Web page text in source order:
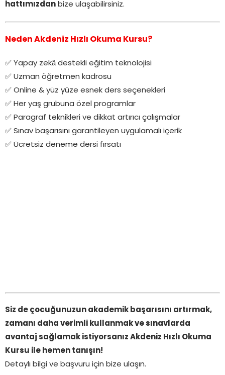
hattımızdan bize ulaşabilirsiniz.
Neden Akdeniz Hızlı Okuma Kursu?
✅ Yapay zekâ destekli eğitim teknolojisi
✅ Uzman öğretmen kadrosu
✅ Online & yüz yüze esnek ders seçenekleri
✅ Her yaş grubuna özel programlar
✅ Paragraf teknikleri ve dikkat artırıcı çalışmalar
✅ Sınav başarısını garantileyen uygulamalı içerik
✅ Ücretsiz deneme dersi fırsatı
Siz de çocuğunuzun akademik başarısını artırmak,
zamanı daha verimli kullanmak ve sınavlarda
avantaj sağlamak istiyorsanız Akdeniz Hızlı Okuma
Kursu ile hemen tanışın!
Detaylı bilgi ve başvuru için bize ulaşın.